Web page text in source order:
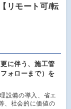
リモート可/転
に伴う、施工管
ォローまで）を
設備の導入、省エ
、社会的に価値の